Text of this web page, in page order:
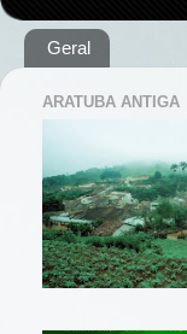
Geral
ARATUBA ANTIGA